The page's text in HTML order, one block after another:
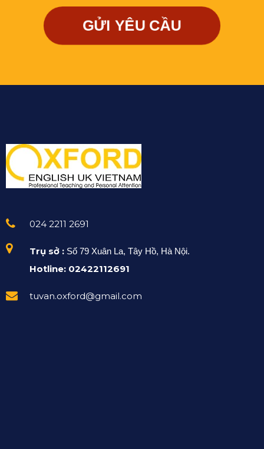
024 2211 2691
Trụ sở : Số 79 Xuân La, Tây Hồ, Hà Nội.
Hotline: 02422112691
tuvan.oxford@gmail.com